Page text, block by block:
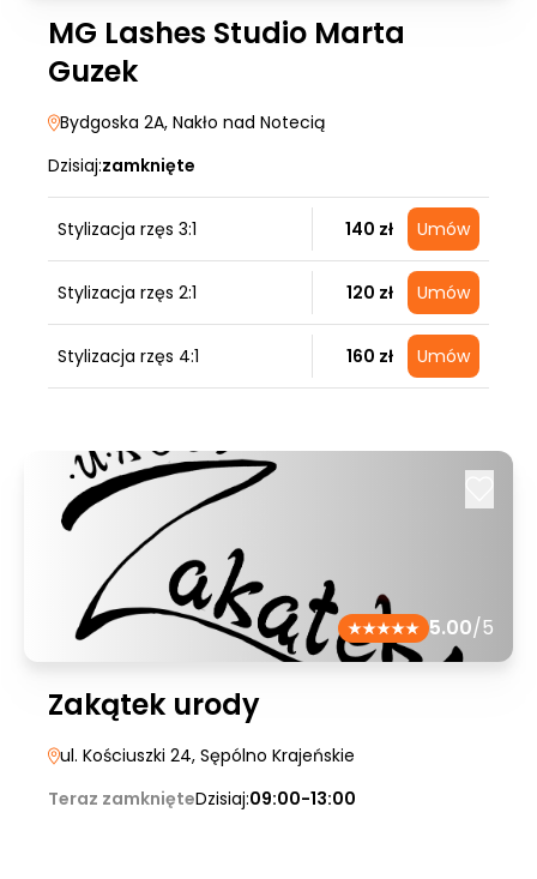
MG Lashes Studio Marta
Guzek
Bydgoska 2A, Nakło nad Notecią
Dzisiaj:zamknięte
Stylizacja rzęs 3:1 140 zł Umów
Stylizacja rzęs 2:1 120 zł Umów
Stylizacja rzęs 4:1 160 zł Umów
5.00/5
Zakątek urody
ul. Kościuszki 24, Sępólno Krajeńskie
Teraz zamknięteDzisiaj:09:00-13:00